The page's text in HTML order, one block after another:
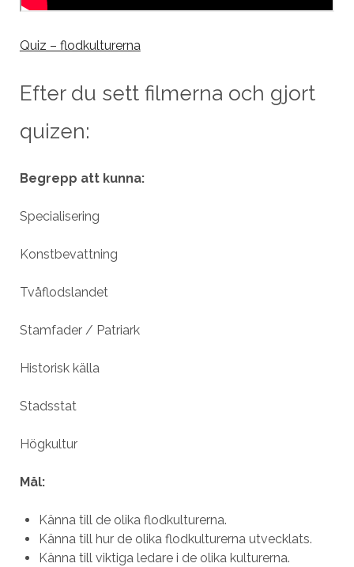
Quiz – flodkulturerna
Efter du sett filmerna och gjort
quizen:
Begrepp att kunna:
Specialisering
Konstbevattning
Tvåflodslandet
Stamfader / Patriark
Historisk källa
Stadsstat
Högkultur
Mål:
Känna till de olika flodkulturerna.
Känna till hur de olika flodkulturerna utvecklats.
Känna till viktiga ledare i de olika kulturerna.